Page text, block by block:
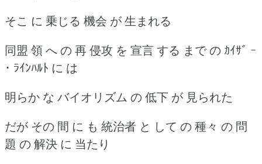
そこ に 乗じる 機会 が 生まれる
同盟 領 へ の 再 侵攻 を 宣言 する まで の ｶｲｻﾞ ｰ
･ ﾗｲﾝﾊﾙﾄ に は
明らか な バイオリズム の 低下 が 見られた
だが その 間 に も 統治者 と して の 種々 の 問
題 の 解決 に 当たり